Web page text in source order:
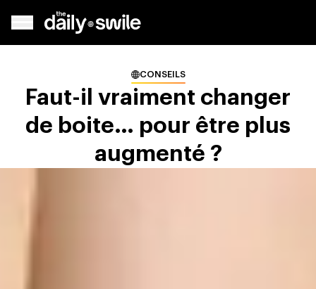
CONSEILS
Faut-il vraiment changer
de boite… pour être plus
augmenté ?